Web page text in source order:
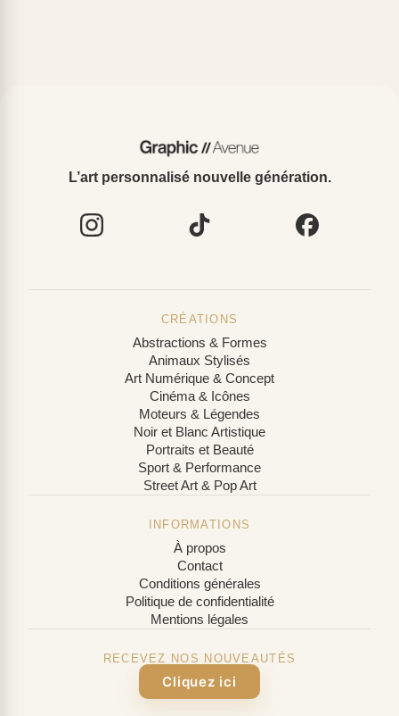
L’art personnalisé nouvelle génération.
CRÉATIONS
Abstractions & Formes
Animaux Stylisés
Art Numérique & Concept
Cinéma & Icônes
Moteurs & Légendes
Noir et Blanc Artistique
Portraits et Beauté
Sport & Performance
Street Art & Pop Art
INFORMATIONS
À propos
Contact
Conditions générales
Politique de confidentialité
Mentions légales
RECEVEZ NOS NOUVEAUTÉS
Cliquez ici